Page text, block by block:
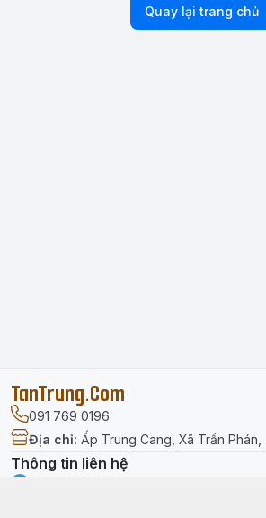
Quay lại trang chủ
TanTrung.Com
091 769 0196
Địa chỉ: Ấp Trung Cang, Xã Trần Phán,
Thông tin liên hệ